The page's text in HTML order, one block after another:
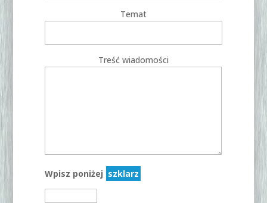
Temat
Treść wiadomości
Wpisz poniżej szklarz